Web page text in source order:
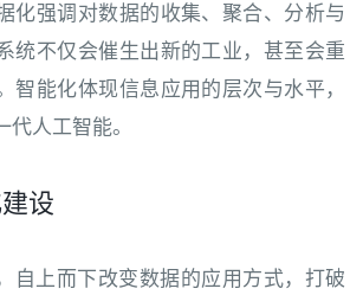
化强调对数据的收集、聚合、分析与
统不仅会催生出新的工业，甚至会重
智能化体现信息应用的层次与水平，
人工智能。
设
自上而下改变数据的应用方式，打破